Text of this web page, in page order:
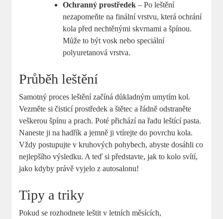
Ochranný prostředek – Po leštění
nezapomeňte na finální vrstvu, která ochrání
kola před nechtěnými skvrnami a špínou.
Může to být vosk nebo speciální
polyuretanová vrstva.
Průběh leštění
Samotný proces leštění začíná důkladným umytím kol.
Vezměte si čisticí prostředek a štětec a řádně odstraněte
veškerou špínu a prach. Poté přichází na řadu leštící pasta.
Naneste ji na hadřík a jemně ji vtírejte do povrchu kola.
Vždy postupujte v kruhových pohybech, abyste dosáhli co
nejlepšího výsledku. A teď si představte, jak to kolo svítí,
jako kdyby právě vyjelo z autosalonu!
Tipy a triky
Pokud se rozhodnete leštit v letních měsících,